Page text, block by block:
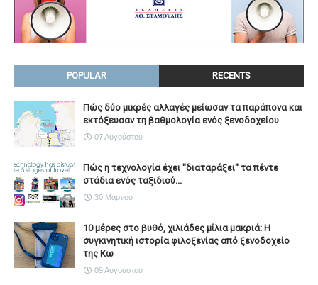
POPULAR RECENTS
Πώς δύο μικρές αλλαγές μείωσαν τα παράπονα και
εκτόξευσαν τη βαθμολογία ενός ξενοδοχείου
07 Αυγούστου
Πώς η τεχνολογία έχει ''διαταράξει'' τα πέντε
στάδια ενός ταξιδιού...
30 Μαρτίου
10 μέρες στο βυθό, χιλιάδες μίλια μακριά: Η
συγκινητική ιστορία φιλοξενίας από ξενοδοχείο
της Κω
09 Αυγούστου